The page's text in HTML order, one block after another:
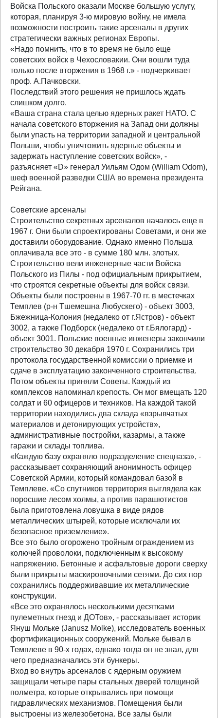
Войска Польского оказали Москве большую услугу,
которая, планируя 3-ю мировую войну, не имела
возможности построить такие арсеналы в других
стратегически важных регионах Европы.
«Надо помнить, что в то время не было еще
советских войск в Чехословакии. Они вошли туда
только после вторжения в 1968 г.» - подчеркивает
проф. А.Пачковски.
Последствий этого решения не пришлось ждать
слишком долго.
«Ваша страна стала целью ядерных ракет НАТО. С
начала советского вторжения на Запад они должны
были упасть на территории западной и центральной
Польши, чтобы уничтожить ядерные объекты и
задержать наступление советских войск», -
разъясняет «D» генерал Уильям Одом (William Odom),
шеф военной разведки США во времена президента
Рейгана.
Советские арсеналы
Строительство секретных арсеналов началось еще в
1967 г. Они были спроектированы Советами, и они же
доставили оборудование. Однако именно Польша
оплачивала все это - в сумме 180 млн. злотых.
Строительство вели инженерные части Войска
Польского из Пилы - под официальным прикрытием,
что строятся секретные объекты для войск связи.
Объекты были построены в 1967-70 гг. в местечках
Темплев (р-н Тшемешна Любускего) - объект 3003,
Бжежница-Колония (недалеко от г.Ястров) - объект
3002, а также Подборск (недалеко от г.Бялогард) -
объект 3001. Польские военные инженеры закончили
строительство 30 декабря 1970 г. Сохранились три
протокола государственной комиссии о приемке и
сдаче в эксплуатацию законченного строительства.
Потом объекты приняли Советы. Каждый из
комплексов напоминал крепость. Он мог вмещать 120
солдат и 60 офицеров и техников. На каждой такой
территории находились два склада «взрывчатых
материалов и детонирующих устройств»,
административные постройки, казармы, а также
гаражи и склады топлива.
«Каждую базу охраняло подразделение спецназа», -
рассказывает сохраняющий анонимность офицер
Советской Армии, который командовал базой в
Темплеве. «Со спутников территория выглядела как
поросшие лесом холмы, а против парашютистов
была приготовлена ловушка в виде рядов
металлических штырей, которые исключали их
безопасное приземление».
Все это было огорожено тройным ограждением из
колючей проволоки, подключенным к высокому
напряжению. Бетонные и асфальтовые дороги сверху
были прикрыты маскировочными сетями. До сих пор
сохранились поддерживавшие их металлические
конструкции.
«Все это охранялось несколькими десятками
пулеметных гнезд и ДОТов», - рассказывает историк
Януш Мольке (Janusz Molke), исследователь военных
фортификационных сооружений. Мольке бывал в
Темплеве в 90-х годах, однако тогда он не знал, для
чего предназначались эти бункеры.
Вход во внутрь арсеналов с ядерным оружием
защищали четыре пары стальных дверей толщиной
полметра, которые открывались при помощи
гидравлических механизмов. Помещения были
выстроены из железобетона. Все залы были